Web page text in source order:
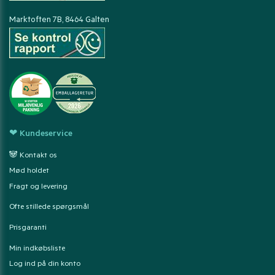
Marktoften 7B, 8464 Galten
❤ Kundeservice
🐼 Kontakt os
Mød holdet
Fragt og levering
Ofte stillede spørgsmål
Prisgaranti
Min indkøbsliste
Log ind på din konto